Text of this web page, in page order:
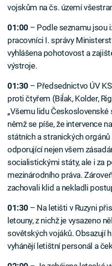
vojskům na čs. území
01:00 –⁠ Podle seznamu jsou
pracovníci I. správy
vyhlášena pohotovost a
výstroje.
01:30 –⁠ Předsednictvo ÚV
proti čtyřem (Biĺak, Kolder,
„Všemu lidu
němž se píše, že intervence
státních a stranických orgánů
odporující nejen všem
socialistickými státy, ale i za
mezinárodního práva.
zachovali klid a nekladli
01:30 –⁠ Na letišti v Ruzyni
letouny, z nichž je vysazeno
sovětských vojáků. Obsazují
vyhánějí letištní personál a